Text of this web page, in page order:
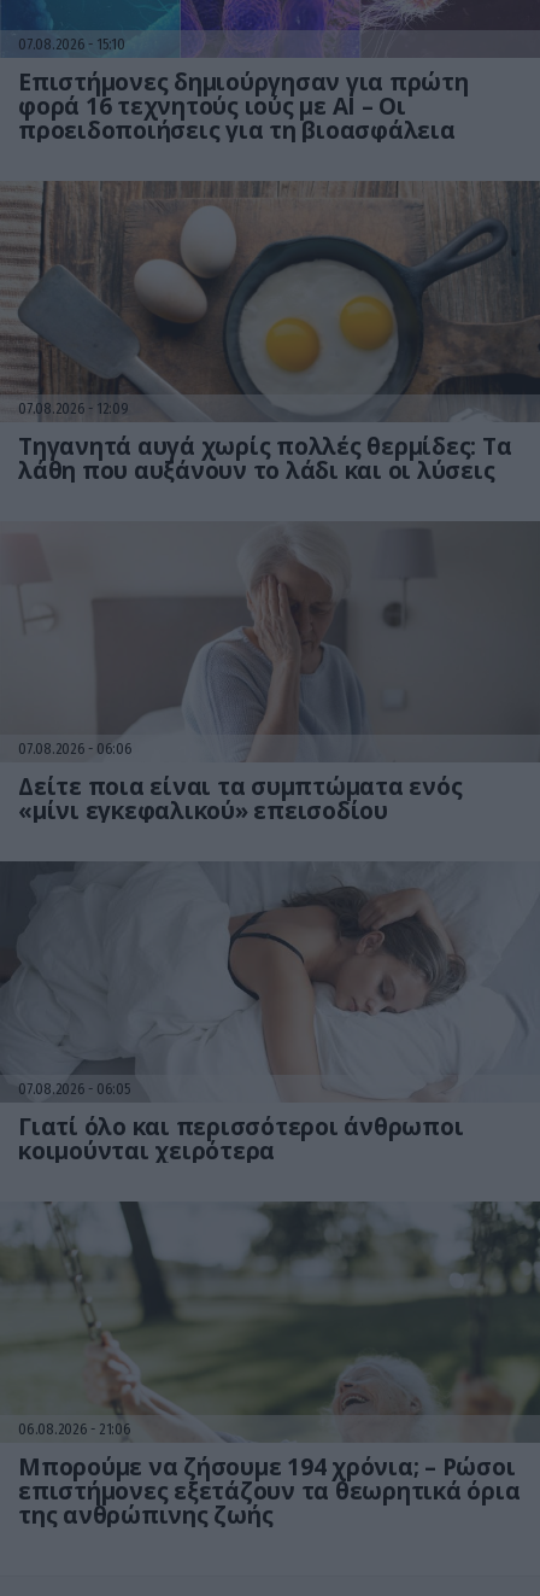
07.08.2026 15:10
Επιστήμονες δημιούργησαν για πρώτη
φορά 16 τεχνητούς ιούς με AI – Οι
προειδοποιήσεις για τη βιοασφάλεια
07.08.2026 12:09
Τηγανητά αυγά χωρίς πολλές θερμίδες: Τα
λάθη που αυξάνουν το λάδι και οι λύσεις
07.08.2026 06:06
Δείτε ποια είναι τα συμπτώματα ενός
«μίνι εγκεφαλικού» επεισοδίου
07.08.2026 06:05
Γιατί όλο και περισσότεροι άνθρωποι
κοιμούνται χειρότερα
06.08.2026 21:06
Μπορούμε να ζήσουμε 194 χρόνια; – Ρώσοι
επιστήμονες εξετάζουν τα θεωρητικά όρια
της ανθρώπινης ζωής